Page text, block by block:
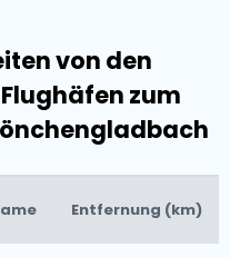
von den
zum
Entfernung (km)